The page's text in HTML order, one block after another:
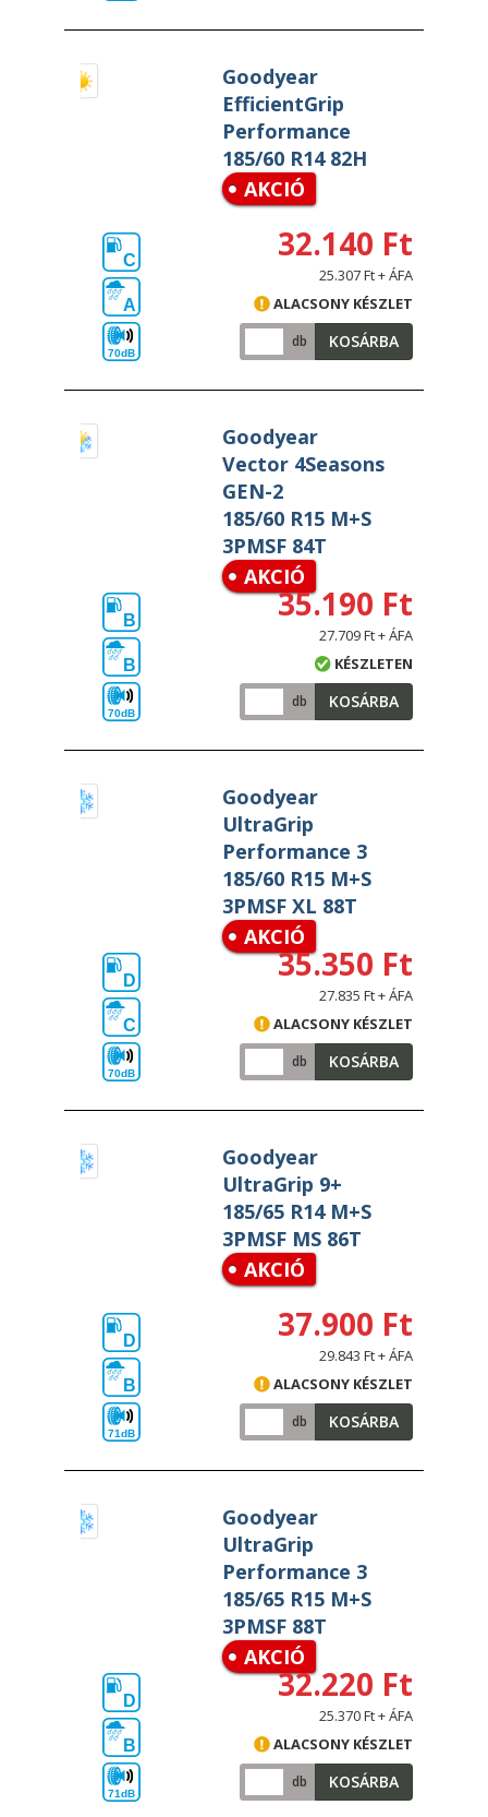
Goodyear
EfficientGrip
Performance
185/60 R14 82H
AKCIÓ
C
A
70dB
32.140 Ft
25.307 Ft + ÁFA
ALACSONY KÉSZLET
db KOSÁRBA
Goodyear
Vector 4Seasons
GEN-2
185/60 R15 M+S
3PMSF 84T
AKCIÓ
B
B
70dB
35.190 Ft
27.709 Ft + ÁFA
KÉSZLETEN
db KOSÁRBA
Goodyear
UltraGrip
Performance 3
185/60 R15 M+S
3PMSF XL 88T
AKCIÓ
D
C
70dB
35.350 Ft
27.835 Ft + ÁFA
ALACSONY KÉSZLET
db KOSÁRBA
Goodyear
UltraGrip 9+
185/65 R14 M+S
3PMSF MS 86T
AKCIÓ
D
B
71dB
37.900 Ft
29.843 Ft + ÁFA
ALACSONY KÉSZLET
db KOSÁRBA
Goodyear
UltraGrip
Performance 3
185/65 R15 M+S
3PMSF 88T
AKCIÓ
D
B
71dB
32.220 Ft
25.370 Ft + ÁFA
ALACSONY KÉSZLET
db KOSÁRBA